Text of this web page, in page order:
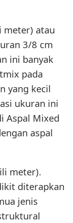
meter) atau
3/8 cm
ini banyak
pada
yang kecil
ukuran ini
Aspal Mixed
aspal
meter).
diterapkan
jenis